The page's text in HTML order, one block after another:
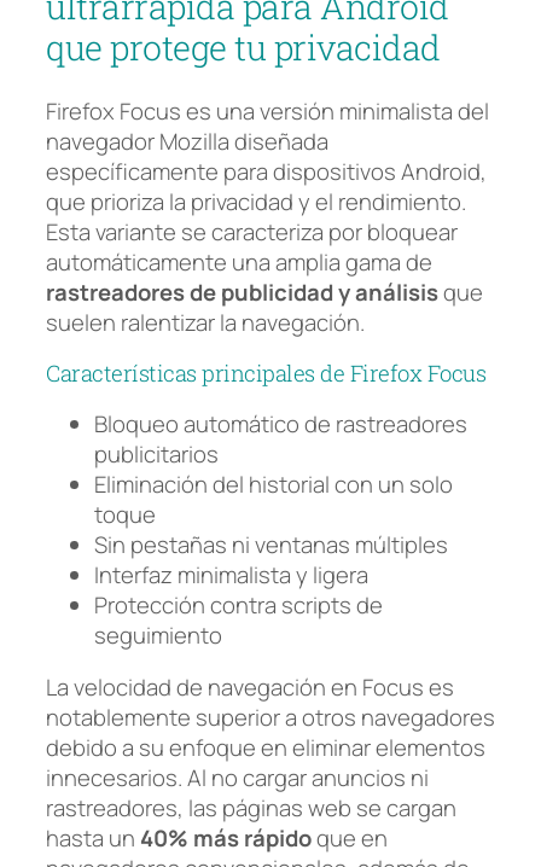
que protege tu privacidad
Firefox Focus es una versión minimalista del
navegador Mozilla diseñada
específicamente para dispositivos Android,
que prioriza la privacidad y el rendimiento.
Esta variante se caracteriza por bloquear
automáticamente una amplia gama de
rastreadores de publicidad y análisisque
suelen ralentizar la navegación.
Características principales de Firefox Focus
Bloqueo automático de rastreadores
publicitarios
Eliminación del historial con un solo
toque
Sin pestañas ni ventanas múltiples
Interfaz minimalista y ligera
Protección contra scripts de
seguimiento
La velocidad de navegación en Focus es
notablemente superior a otros navegadores
debido a su enfoque en eliminar elementos
innecesarios. Al no cargar anuncios ni
rastreadores, las páginas web se cargan
hasta un 40% más rápidoque en